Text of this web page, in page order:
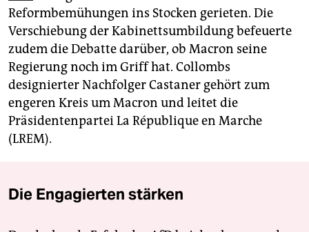
Reformbemühungen ins Stocken gerieten. Die
Verschiebung der Kabinettsumbildung befeuerte
zudem die Debatte darüber, ob Macron seine
Regierung noch im Griff hat. Collombs
designierter Nachfolger Castaner gehört zum
engeren Kreis um Macron und leitet die
Präsidentenpartei La République en Marche
(LREM).
Die Engagierten stärken